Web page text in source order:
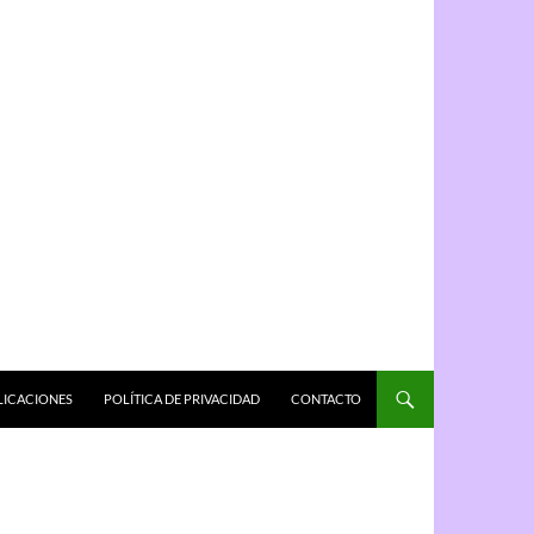
POLÍTICA DE PRIVACIDAD CONTACTO